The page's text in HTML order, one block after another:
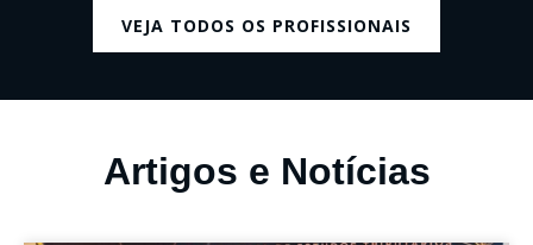
VEJA TODOS OS PROFISSIONAIS
Artigos e Notícias